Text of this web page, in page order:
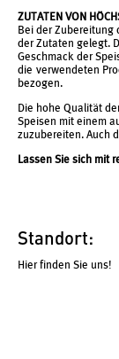
ZUTATEN VON
Bei der Zubereitung
der Zutaten gelegt.
Geschmack der
die verwendeten
bezogen.
Die hohe Qualität
Speisen mit einem
zuzubereiten. Auch
Lassen Sie sich mit
Standort:
Hier finden Sie uns!